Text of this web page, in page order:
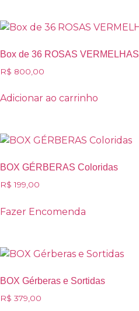
Box de 36 ROSAS VERMELHAS
R$ 800,00
Adicionar ao carrinho
BOX GÉRBERAS Coloridas
R$ 199,00
Fazer Encomenda
BOX Gérberas e Sortidas
R$ 379,00